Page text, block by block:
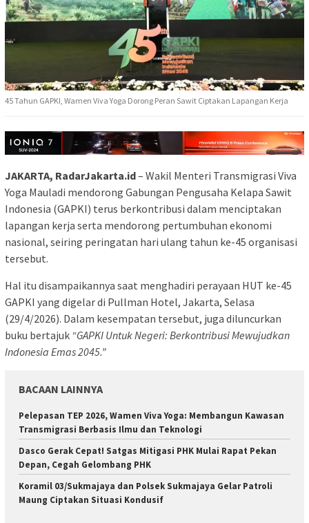
45 Tahun GAPKI, Wamen Viva Yoga Dorong Peran Sawit Ciptakan Lapangan Kerja
JAKARTA, RadarJakarta.id– Wakil Menteri Transmigrasi Viva
Yoga Mauladi mendorong Gabungan Pengusaha Kelapa Sawit
Indonesia (GAPKI) terus berkontribusi dalam menciptakan
lapangan kerja serta mendorong pertumbuhan ekonomi
nasional, seiring peringatan hari ulang tahun ke-45 organisasi
tersebut.
Hal itu disampaikannya saat menghadiri perayaan HUT ke-45
GAPKI yang digelar di Pullman Hotel, Jakarta, Selasa
(29/4/2026). Dalam kesempatan tersebut, juga diluncurkan
buku bertajuk “GAPKI Untuk Negeri: Berkontribusi Mewujudkan
Indonesia Emas 2045.”
BACAAN LAINNYA
Pelepasan TEP 2026, Wamen Viva Yoga: Membangun Kawasan
Transmigrasi Berbasis Ilmu dan Teknologi
Dasco Gerak Cepat! Satgas Mitigasi PHK Mulai Rapat Pekan
Depan, Cegah Gelombang PHK
Koramil 03/Sukmajaya dan Polsek Sukmajaya Gelar Patroli
Maung Ciptakan Situasi Kondusif